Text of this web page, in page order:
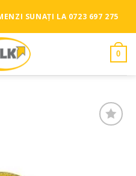
SUNAȚI LA 0723 697 275
0